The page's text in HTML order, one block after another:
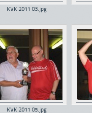
KVK 2011 03.jpg
KVK 2011 05.jpg